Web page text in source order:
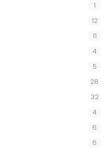
1
12
11
4
5
28
32
4
6
6